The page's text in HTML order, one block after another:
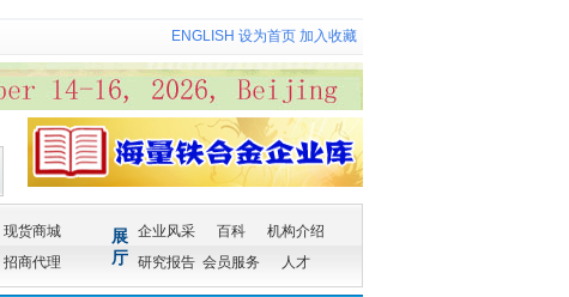
ENGLISH 设为首页 加入收藏
现货商城
招商代理
展
厅
企业风采 百科
机构介绍
研究报告 会员服务 人才